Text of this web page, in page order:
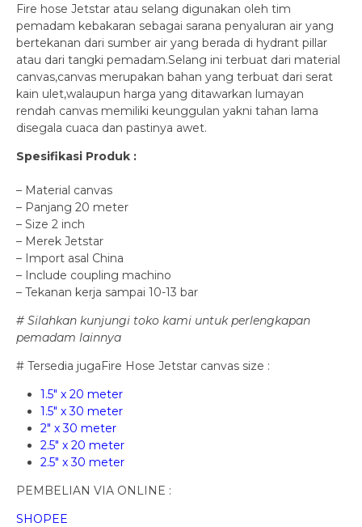
Fire hose Jetstar atau selang digunakan oleh tim
pemadam kebakaran sebagai sarana penyaluran air yang
bertekanan dari sumber air yang berada di hydrant pillar
atau dari tangki pemadam.Selang ini terbuat dari material
canvas,canvas merupakan bahan yang terbuat dari serat
kain ulet,walaupun harga yang ditawarkan lumayan
rendah canvas memiliki keunggulan yakni tahan lama
disegala cuaca dan pastinya awet.
Spesifikasi Produk :
– Material canvas
– Panjang 20 meter
– Size 2 inch
– Merek Jetstar
– Import asal China
– Include coupling machino
– Tekanan kerja sampai 10-13 bar
# Silahkan kunjungi toko kami untuk perlengkapan
pemadam lainnya
# Tersedia jugaFire Hose Jetstar canvas size :
1.5″ x 20 meter
1.5″ x 30 meter
2″ x 30 meter
2.5″ x 20 meter
2.5″ x 30 meter
PEMBELIAN VIA ONLINE :
SHOPEE